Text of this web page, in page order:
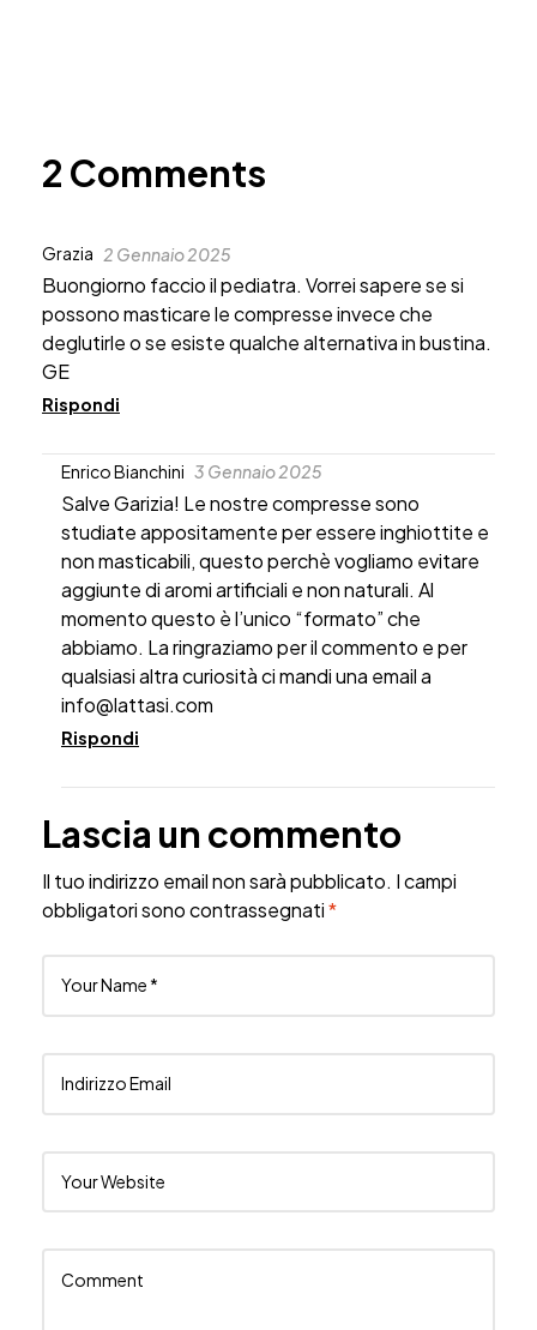
2 Comments
Grazia 2 Gennaio 2025
Buongiorno faccio il pediatra. Vorrei sapere se si
possono masticare le compresse invece che
deglutirle o se esiste qualche alternativa in bustina.
GE
Rispondi
Enrico Bianchini 3 Gennaio 2025
Salve Garizia! Le nostre compresse sono
studiate appositamente per essere inghiottite e
non masticabili, questo perchè vogliamo evitare
aggiunte di aromi artificiali e non naturali. Al
momento questo è l’unico “formato” che
abbiamo. La ringraziamo per il commento e per
qualsiasi altra curiosità ci mandi una email a
info@lattasi.com
Rispondi
Lascia un commento
Il tuo indirizzo email non sarà pubblicato. I campi
obbligatori sono contrassegnati*